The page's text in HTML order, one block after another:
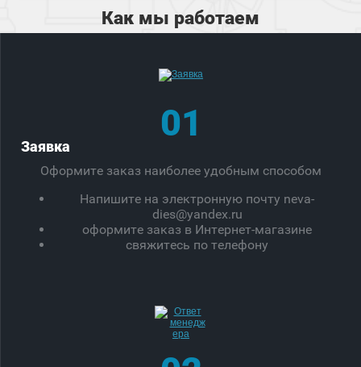
Как мы работаем
01
Заявка
Оформите заказ наиболее удобным способом
Напишите на электронную почту neva-
dies@yandex.ru
оформите заказ в Интернет-магазине
свяжитесь по телефону